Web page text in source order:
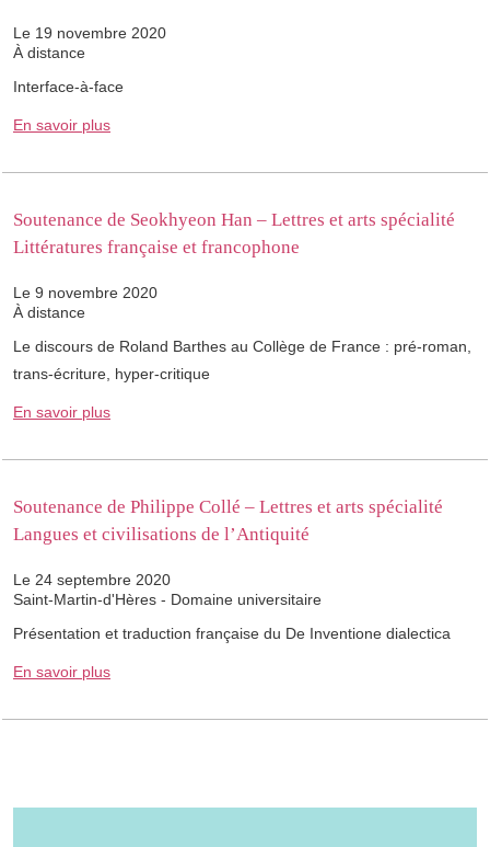
Le 19 novembre 2020
À distance
Interface-à-face
En savoir plus
Soutenance de Seokhyeon Han – Lettres et arts spécialité
Littératures française et francophone
Le 9 novembre 2020
À distance
Le discours de Roland Barthes au Collège de France : pré-roman,
trans-écriture, hyper-critique
En savoir plus
Soutenance de Philippe Collé – Lettres et arts spécialité
Langues et civilisations de l’Antiquité
Le 24 septembre 2020
Saint-Martin-d'Hères - Domaine universitaire
Présentation et traduction française du De Inventione dialectica
En savoir plus